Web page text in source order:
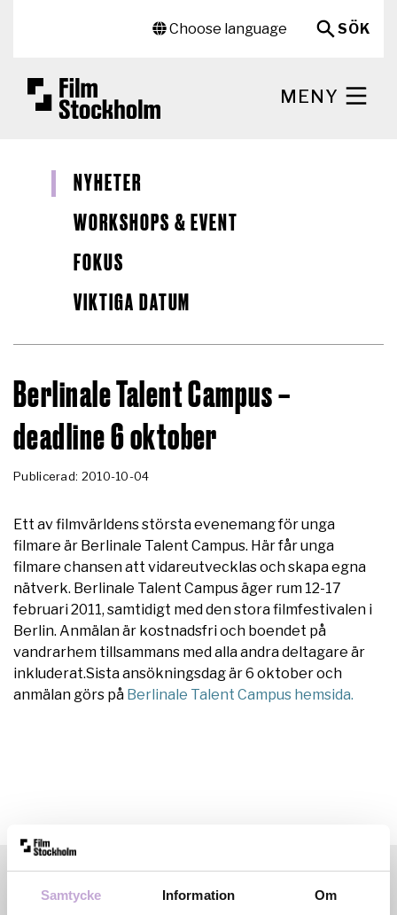
Samtycke Information Om
Choose language
SÖK
MENY
NYHETER
WORKSHOPS & EVENT
FOKUS
VIKTIGA DATUM
Berlinale Talent Campus –
deadline 6 oktober
Publicerad: 2010-10-04
Ett av filmvärldens största evenemang för unga
filmare är Berlinale Talent Campus. Här får unga
filmare chansen att vidareutvecklas och skapa egna
nätverk. Berlinale Talent Campus äger rum 12-17
februari 2011, samtidigt med den stora filmfestivalen i
Berlin. Anmälan är kostnadsfri och boendet på
vandrarhem tillsammans med alla andra deltagare är
inkluderat.Sista ansökningsdag är 6 oktober och
anmälan görs på Berlinale Talent Campus hemsida.